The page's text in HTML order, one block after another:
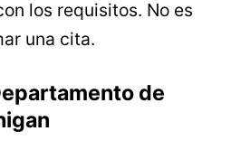
los requisitos. No es
una cita.
de